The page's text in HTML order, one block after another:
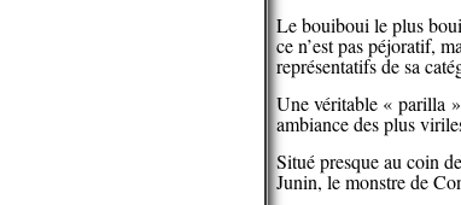
Le bouiboui le plus
ce n’est pas péjoratif,
représentatifs de sa
Une véritable « parilla
ambiance des plus
Situé presque au coin
Junin, le monstre de